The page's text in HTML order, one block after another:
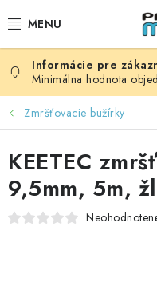
na
BATÉRIE
AUDIO - VIDEO
AUTO HI-FI
AUTOMOBIL
Minimálna hodnota
Zmršťovacie bužírky
KEETEC
9,5mm, 5m,